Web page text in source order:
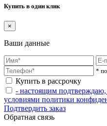
Купить в один клик
×
Ваши данные
*
Купить в рассрочку
- настоящим подтверждаю,
условиями политики
Подтвердить заказ
Обратная связь